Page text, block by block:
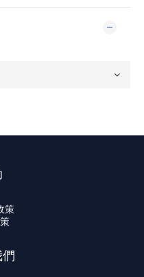
策